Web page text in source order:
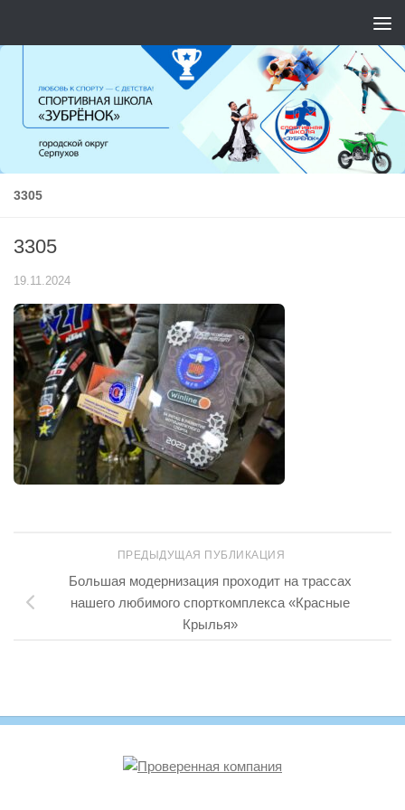
3305
3305
19.11.2024
ПРЕДЫДУЩАЯ ПУБЛИКАЦИЯ
Большая модернизация проходит на трассах
нашего любимого спорткомплекса «Красные
Крылья»